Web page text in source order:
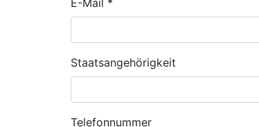
E-Mail *
Staatsangehörigkeit
Telefonnummer